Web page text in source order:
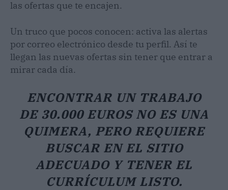
las ofertas que te encajen.
Un truco que pocos conocen: activa las alertas
por correo electrónico desde tu perfil. Así te
llegan las nuevas ofertas sin tener que entrar a
mirar cada día.
ENCONTRAR UN TRABAJO
DE 30.000 EUROS NO ES UNA
QUIMERA, PERO REQUIERE
BUSCAR EN EL SITIO
ADECUADO Y TENER EL
CURRÍCULUM LISTO.